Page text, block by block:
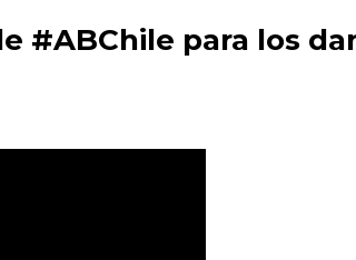
#ABChile para los